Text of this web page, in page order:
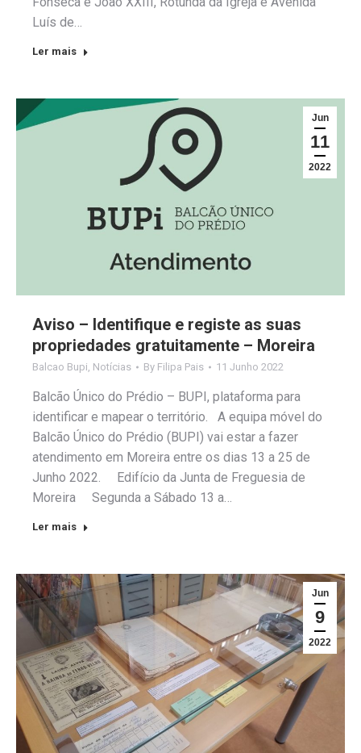
Luís de…
Ler mais
Jun
11
2022
Aviso – Identifique e registe as suas
propriedades gratuitamente – Moreira
Balcao Bupi, Notícias By Filipa Pais 11 Junho 2022
Balcão Único do Prédio – BUPI, plataforma para
identificar e mapear o território. A equipa móvel do
Balcão Único do Prédio (BUPI) vai estar a fazer
atendimento em Moreira entre os dias 13 a 25 de
Junho 2022. Edifício da Junta de Freguesia de
Moreira Segunda a Sábado 13 a…
Ler mais
Jun
9
2022